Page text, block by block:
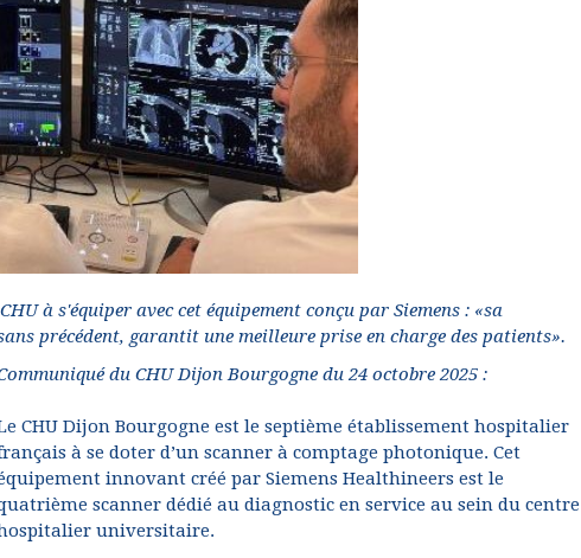
à s'équiper avec cet équipement conçu par Siemens : «sa
précédent, garantit une meilleure prise en charge des patients».
du CHU Dijon Bourgogne du 24 octobre 2025 :
CHU Dijon Bourgogne est le septième établissement hospitalier
à se doter d’un scanner à comptage photonique. Cet
innovant créé par Siemens Healthineers est le
scanner dédié au diagnostic en service au sein du centre
universitaire.